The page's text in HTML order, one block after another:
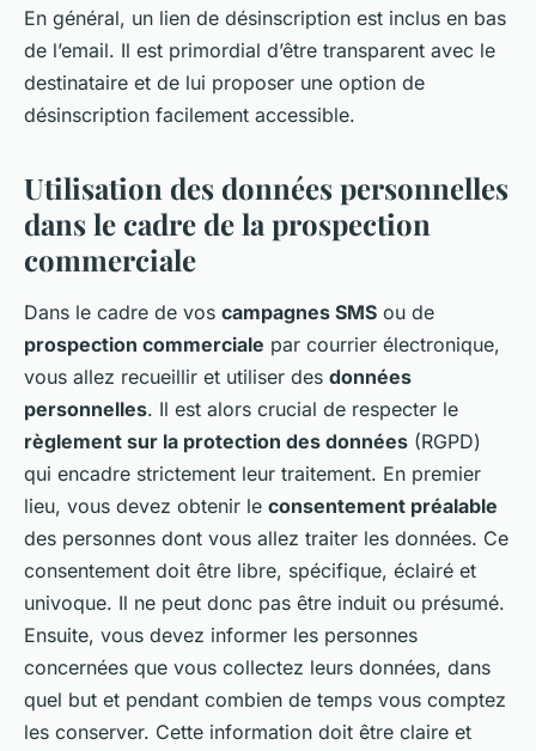
En général, un lien de désinscription est inclus en bas
de l’email. Il est primordial d’être transparent avec le
destinataire et de lui proposer une option de
désinscription facilement accessible.
Utilisation des données personnelles
dans le cadre de la prospection
commerciale
Dans le cadre de vos campagnes SMS ou de
prospection commerciale par courrier électronique,
vous allez recueillir et utiliser des données
personnelles. Il est alors crucial de respecter le
règlement sur la protection des données (RGPD)
qui encadre strictement leur traitement. En premier
lieu, vous devez obtenir le consentement préalable
des personnes dont vous allez traiter les données. Ce
consentement doit être libre, spécifique, éclairé et
univoque. Il ne peut donc pas être induit ou présumé.
Ensuite, vous devez informer les personnes
concernées que vous collectez leurs données, dans
quel but et pendant combien de temps vous comptez
les conserver. Cette information doit être claire et